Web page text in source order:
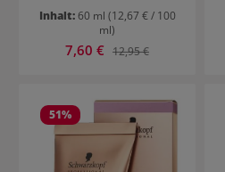
Inhalt: 60 ml (12,67 € / 100
ml)
Verkaufspreis:
7,60 € Regulärer Preis:
12,95 €
51%